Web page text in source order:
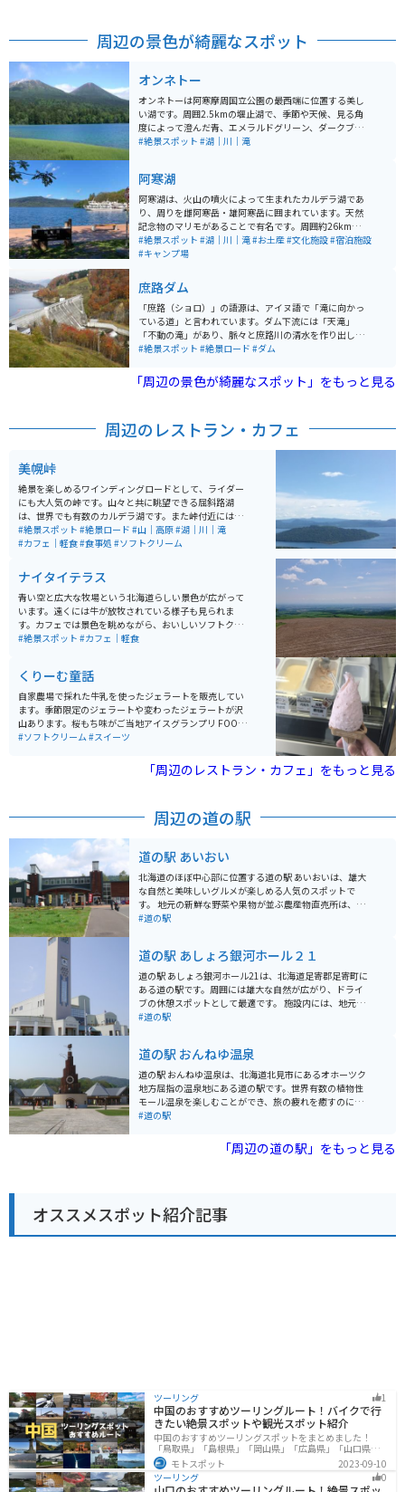
周辺の景色が綺麗なスポット
オンネトー
オンネトーは阿寒摩周国立公園の最西端に位置する美し
い湖です。周囲2.5kmの堰止湖で、季節や天候、見る角
度によって澄んだ青、エメラルドグリーン、ダークブル
ーなどに色が変わるため、行く度に違った景色が堪能で
散策路が整備され、原生林に囲まれた手つかずの大自然
を満喫することができます。マイナーなスポットなの
で、人も少なくゆっくりできます。
#絶景スポット #湖｜川｜滝
阿寒湖
阿寒湖は、火山の噴火によって生まれたカルデラ湖であ
り、周りを雌阿寒岳・雄阿寒岳に囲まれています。天然
記念物のマリモがあることで有名です。周囲約26km、
海抜420mで、阿寒湖を一周するには遊覧船で1時間弱か
かります。 湖上には4つの島があり、マリモも汽船に乗
り、道東屈指の観光地として知られています。全域が
「阿寒摩周国立公園」に含まれ、道東を代表する観光地
となっています。ホテルやお土産屋、飲食店、コンビニ
などもあり長期で滞在するにも良い場所です。
#絶景スポット #湖｜川｜滝#お土産#文化施設#宿泊施設
#キャンプ場
庶路ダム
「庶路（ショロ）」の語源は、アイヌ語で「滝に向かっ
ている道」と言われています。ダム下流には「天滝」
「不動の滝」があり、脈々と庶路川の清水を作り出して
います。2004年に作られた重力式コンクリートダムであ
す。
#絶景スポット #絶景ロード #ダム
「周辺の景色が綺麗なスポット」をもっと見る
周辺のレストラン・カフェ
美幌峠
絶景を楽しめるワインディングロードとして、ライダー
にも大人気の峠です。山々と共に眺望できる屈斜路湖
は、世界でも有数のカルデラ湖です。また峠付近には、
北海道では珍しいヘアピンカーブの場所もあり、直線だ
けでない走りを楽しむ事もできます。辿り着いた峠から
#絶景スポット #絶景ロード #山｜高原#湖｜川｜滝
#カフェ｜軽食#食事処 #ソフトクリーム
ナイタイテラス
青い空と広大な牧場という北海道らしい景色が広がって
います。遠くには牛が放牧されている様子も見られま
す。カフェでは景色を眺めながら、おいしいソフトクリ
ームや軽食を食べることができます。景色を見ながらい
#絶景スポット #カフェ｜軽食
くりーむ童話
自家農場で採れた牛乳を使ったジェラートを販売してい
ます。季節限定のジェラートや変わったジェラートが沢
山あります。桜もち味がご当地アイスグランプリ FOOD
EX JAPAN 2012 最高金賞受賞を取っています。
#ソフトクリーム #スイーツ
「周辺のレストラン・カフェ」をもっと見る
周辺の道の駅
道の駅 あいおい
北海道のほぼ中心部に位置する道の駅 あいおいは、雄大
な自然と美味しいグルメが楽しめる人気のスポットで
す。 地元の新鮮な野菜や果物が並ぶ農産物直売所は、お
土産探しに最適です。 特に、夏から秋にかけて旬を迎え
ランでは、地元の食材をふんだんに使った料理を楽しむ
ことができます。 おすすめは、トマトを使った「あいお
いトマトラーメン」です。 バイクで訪れる際は、道の駅
あいおいを拠点に、周辺の富良野や美瑛方面へのツーリ
ングもおすすめです。 広大な丘陵地帯を走る道は、北海
で、ツーリングの休憩にも最適です。 周辺には、キャン
りと過ごすこともできます。
#道の駅
道の駅 あしょろ銀河ホール２１
道の駅 あしょろ銀河ホール21は、北海道足寄郡足寄町に
ある道の駅です。周囲には雄大な自然が広がり、ドライ
ブの休憩スポットとして最適です。 施設内には、地元の
特産品を販売するショップやレストランがあり、足寄町
いかがでしょう。また、レストランでは、地元産の食材
を使った料理を味わうことができます。 バイクで訪れる
場合、駐車場も広々としているので安心です。道の駅 あ
しょろ銀河ホール21は、雄大な自然と地元の美味しいも
のに囲まれた魅力的なスポットです。ドライブやツーリ
#道の駅
道の駅 おんねゆ温泉
道の駅 おんねゆ温泉は、北海道北見市にあるオホーツク
地方屈指の温泉地にある道の駅です。世界有数の植物性
モール温泉を楽しむことができ、旅の疲れを癒すのに最
適です。 温泉スタンドでは源泉を汲み取ることもでき、
元産の農産物や、ここでしか味わえないソフトクリーム
なども販売しており、休憩がてら立ち寄るのにぴったり
もおすすめです。
#道の駅
「周辺の道の駅」をもっと見る
オススメスポット紹介記事
ツーリング 1
中国のおすすめツーリングルート！バイクで行
きたい絶景スポットや観光スポット紹介
中国のおすすめツーリングスポットをまとめました！
「鳥取県」「島根県」「岡山県」「広島県」「山口県」
の各県の観光地紹介します。自然豊かな山々や湖、温泉
地が点在し、四季折々の景色を楽しめるスポットが多数
あります。バイクで中国にツーリングに行く際は参考に
モトスポット
2023-09-10
ツーリング
0